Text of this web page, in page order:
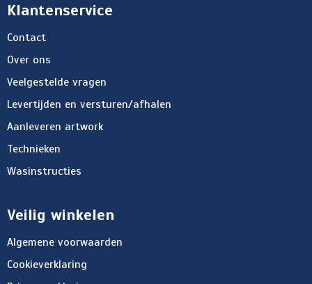
Klantenservice
Contact
Over ons
Veelgestelde vragen
Levertijden en versturen/afhalen
Aanleveren artwork
Technieken
Wasinstructies
Veilig winkelen
Algemene voorwaarden
Cookieverklaring